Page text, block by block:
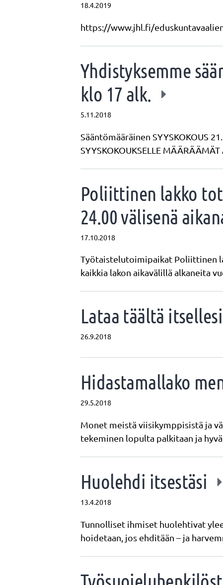
18.4.2019
https://www.jhl.fi/
Yhdistyksemme
klo 17 alk.
5.11.2018
Sääntömääräinen SYYSKOKOUS
SYYSKOKOUKSELLE
Poliittinen lakko
24.00 välisenä
17.10.2018
Työtaistelutoimipaikat Poliittinen
kaikkia lakon aikavälillä alkaneita
Lataa täältä
26.9.2018
Hidastamallako
29.5.2018
Monet meistä viisikymppisistä ja
tekeminen lopulta palkitaan ja
Huolehdi itsestäsi
13.4.2018
Tunnolliset ihmiset huolehtivat
hoidetaan, jos ehditään – ja